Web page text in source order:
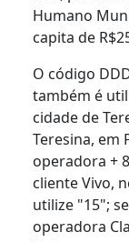
Humano
capita de
O código
também é
cidade de
Teresina, em
operadora +
cliente Vivo,
utilize "15";
operadora